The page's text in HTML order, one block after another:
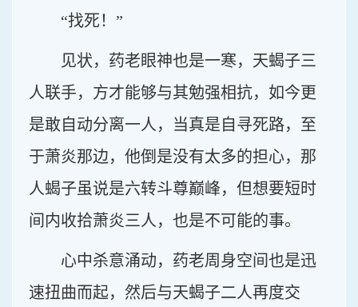
“找死！”
见状，药老眼神也是一寒，天蝎子三
人联手，方才能够与其勉强相抗，如今更
是敢自动分离一人，当真是自寻死路，至
于萧炎那边，他倒是没有太多的担心，那
人蝎子虽说是六转斗尊巅峰，但想要短时
间内收拾萧炎三人，也是不可能的事。
心中杀意涌动，药老周身空间也是迅
速扭曲而起，然后与天蝎子二人再度交